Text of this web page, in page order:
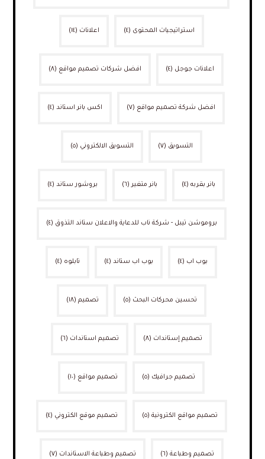
استراتيجيات المحتوى (٤) اعلانات (١٤)
اعلانات جوجل (٤) افضل شركات تصميم مواقع (٨)
افضل شركة تصميم مواقع (٧) اكس بانر استاند (٤)
التسويق (٧) التسويق الالكتروني (٥)
بانر بقربه (٤) بانر متغير (٦) بروشور ستاند (٤)
بروموشن تيبل - شركة ناب للدعاية والاعلان ستاند التذوق (٤)
بوب اب (٤) بوب اب ستاند (٤) تابلوه (٤)
تحسين محركات البحث (٥) تصميم (١٨)
تصميم إستاندات (٨) تصميم استاندات (٦)
تصميم جرافيك (٥) تصميم مواقع (١٠)
تصميم مواقع الكترونية (٥) تصميم موقع الكتروني (٤)
تصميم وطباعة (٦) تصميم وطباعة الاستاندات (٧)